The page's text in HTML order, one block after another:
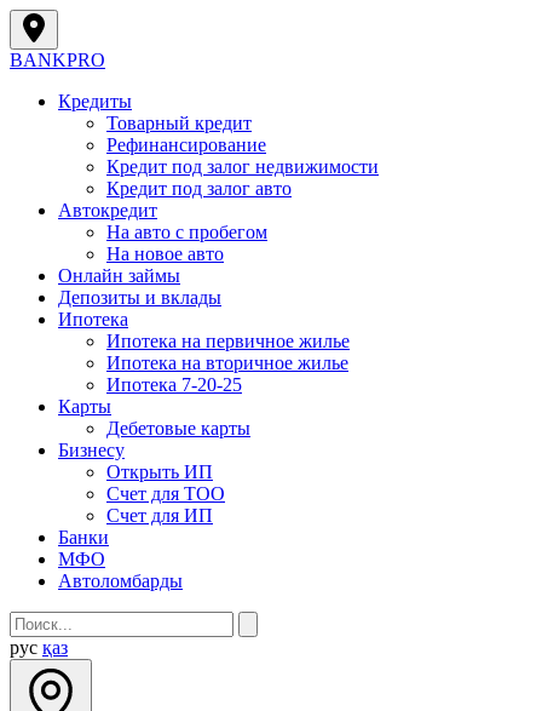
BANKPRO
Кредиты
Товарный кредит
Рефинансирование
Кредит под залог недвижимости
Кредит под залог авто
Автокредит
На авто с пробегом
На новое авто
Онлайн займы
Депозиты и вклады
Ипотека
Ипотека на первичное жилье
Ипотека на вторичное жилье
Ипотека 7-20-25
Карты
Дебетовые карты
Бизнесу
Открыть ИП
Cчет для ТОО
Счет для ИП
Банки
МФО
Автоломбарды
рус қаз